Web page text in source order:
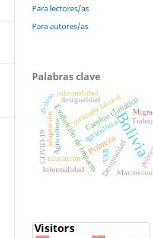
Para lectores/as
Para autores/as
Palabras clave
Bolivia
Pobreza
Evaluación de impactoCambio climático
mercado laboral
agricultura
Desigualdad
Agricultura
educación
desigualdad
Informalidad
informalidad
COVID-19 VAR
género
adaptación